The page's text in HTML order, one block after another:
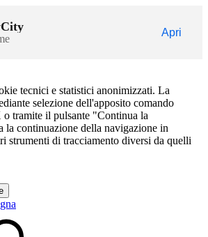
Apri
tecnici e statistici anonimizzati. La
selezione dell'apposito comando
tramite il pulsante "Continua la
la continuazione della navigazione in
strumenti di tracciamento diversi da quelli